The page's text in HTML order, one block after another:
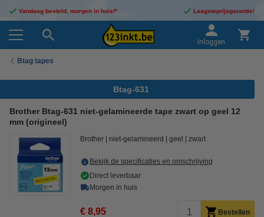
Vandaag besteld, morgen in huis!* Laagsteprijsgarantie!
Inloggen
Btag tapes
Btag-631
Brother Btag-631 niet-gelamineerde tape zwart op geel 12
mm (origineel)
Brother niet-gelamineerd geel zwart
Bekijk de specificaties en omschrijving
Direct leverbaar
Morgen in huis
€ 8,95 Bestellen